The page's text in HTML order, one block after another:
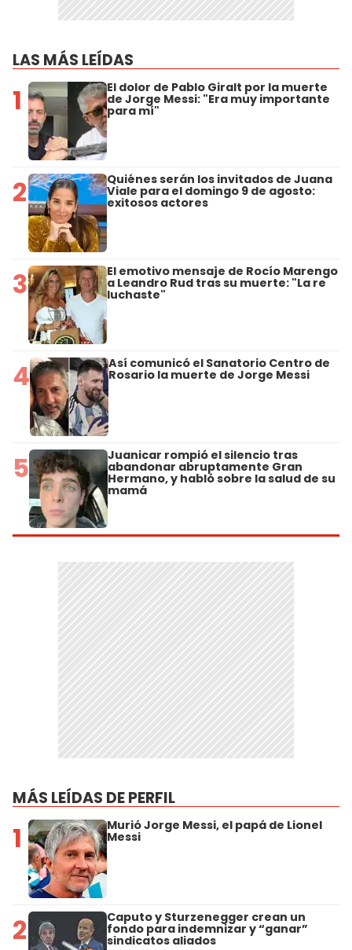
LAS MÁS LEÍDAS
1 El dolor de Pablo Giralt por la muerte
de Jorge Messi: "Era muy importante
para mí"
2 Quiénes serán los invitados de Juana
Viale para el domingo 9 de agosto:
exitosos actores
3 El emotivo mensaje de Rocío Marengo
a Leandro Rud tras su muerte: "La re
luchaste"
4 Así comunicó el Sanatorio Centro de
Rosario la muerte de Jorge Messi
5 Juanicar rompió el silencio tras
abandonar abruptamente Gran
Hermano, y habló sobre la salud de su
mamá
MÁS LEÍDAS DE PERFIL
1 Murió Jorge Messi, el papá de Lionel
Messi
2 Caputo y Sturzenegger crean un
fondo para indemnizar y “ganar”
sindicatos aliados